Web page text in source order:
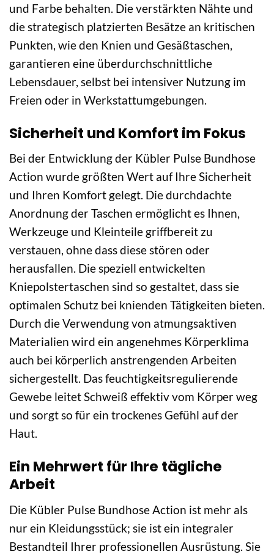
und Farbe behalten. Die verstärkten Nähte und
die strategisch platzierten Besätze an kritischen
Punkten, wie den Knien und Gesäßtaschen,
garantieren eine überdurchschnittliche
Lebensdauer, selbst bei intensiver Nutzung im
Freien oder in Werkstattumgebungen.
Sicherheit und Komfort im Fokus
Bei der Entwicklung der Kübler Pulse Bundhose
Action wurde größten Wert auf Ihre Sicherheit
und Ihren Komfort gelegt. Die durchdachte
Anordnung der Taschen ermöglicht es Ihnen,
Werkzeuge und Kleinteile griffbereit zu
verstauen, ohne dass diese stören oder
herausfallen. Die speziell entwickelten
Kniepolstertaschen sind so gestaltet, dass sie
optimalen Schutz bei knienden Tätigkeiten bieten.
Durch die Verwendung von atmungsaktiven
Materialien wird ein angenehmes Körperklima
auch bei körperlich anstrengenden Arbeiten
sichergestellt. Das feuchtigkeitsregulierende
Gewebe leitet Schweiß effektiv vom Körper weg
und sorgt so für ein trockenes Gefühl auf der
Haut.
Ein Mehrwert für Ihre tägliche
Arbeit
Die Kübler Pulse Bundhose Action ist mehr als
nur ein Kleidungsstück; sie ist ein integraler
Bestandteil Ihrer professionellen Ausrüstung. Sie